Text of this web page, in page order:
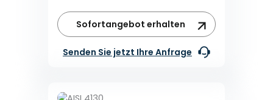
Sofortangebot erhalten
Senden Sie jetzt Ihre Anfrage